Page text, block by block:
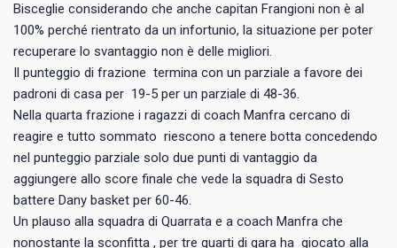
Bisceglie considerando che anche capitan Frangioni non è al
100% perché rientrato da un infortunio, la situazione per poter
recuperare lo svantaggio non è delle migliori.
Il punteggio di frazione termina con un parziale a favore dei
padroni di casa per 19-5 per un parziale di 48-36.
Nella quarta frazione i ragazzi di coach Manfra cercano di
reagire e tutto sommato riescono a tenere botta concedendo
nel punteggio parziale solo due punti di vantaggio da
aggiungere allo score finale che vede la squadra di Sesto
battere Dany basket per 60-46.
Un plauso alla squadra di Quarrata e a coach Manfra che
nonostante la sconfitta , per tre quarti di gara ha giocato alla